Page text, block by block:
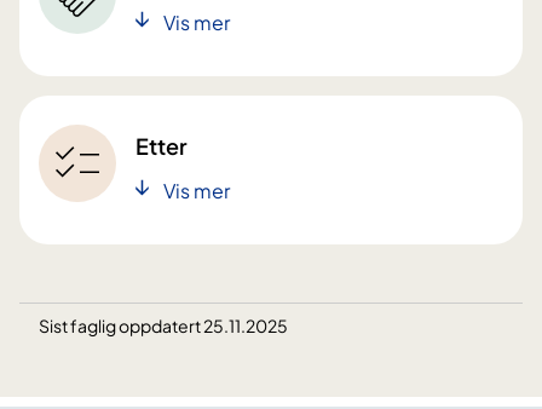
Vis mer
Etter
Vis mer
Sist faglig oppdatert 25.11.2025